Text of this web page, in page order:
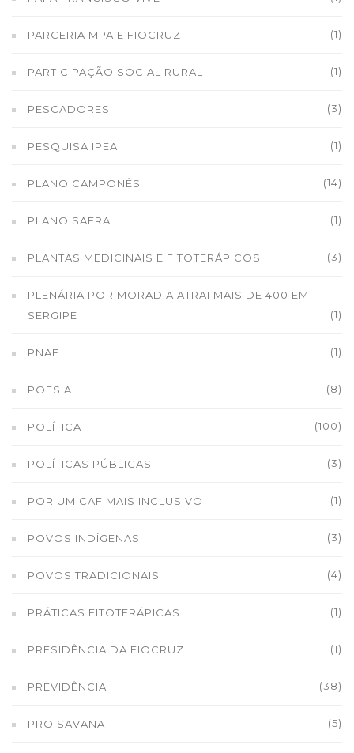
PARCERIA MPA E FIOCRUZ (1)
PARTICIPAÇÃO SOCIAL RURAL (1)
PESCADORES (3)
PESQUISA IPEA (1)
PLANO CAMPONÊS (14)
PLANO SAFRA (1)
PLANTAS MEDICINAIS E FITOTERÁPICOS (3)
PLENÁRIA POR MORADIA ATRAI MAIS DE 400 EM
SERGIPE
(1)
PNAF (1)
POESIA (8)
POLÍTICA (100)
POLÍTICAS PÚBLICAS (3)
POR UM CAF MAIS INCLUSIVO (1)
POVOS INDÍGENAS (3)
POVOS TRADICIONAIS (4)
PRÁTICAS FITOTERÁPICAS (1)
PRESIDÊNCIA DA FIOCRUZ (1)
PREVIDÊNCIA (38)
PRO SAVANA (5)